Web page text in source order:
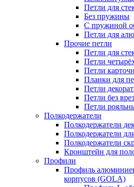
Петли для
Без пружины
С пружиной
Петли для
Прочие петли
Петли для
Петли
Петли
Планки для
Петли
Петли без
Петли
Полкодержатели
Полкодержатели
Полкодержатели
Полкодержатели
Кронштейн для
Профили
Профиль
корпусов (GOLA)